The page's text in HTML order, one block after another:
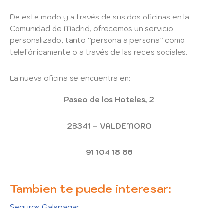
De este modo y a través de sus dos oficinas en la
Comunidad de Madrid, ofrecemos un servicio
personalizado, tanto “persona a persona” como
telefónicamente o a través de las redes sociales.
La nueva oficina se encuentra en:
Paseo de los Hoteles, 2
28341 – VALDEMORO
91 104 18 86
Tambien te puede interesar: